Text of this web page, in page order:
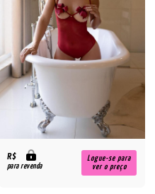
R$
para revenda
Logue-se para
ver o preço